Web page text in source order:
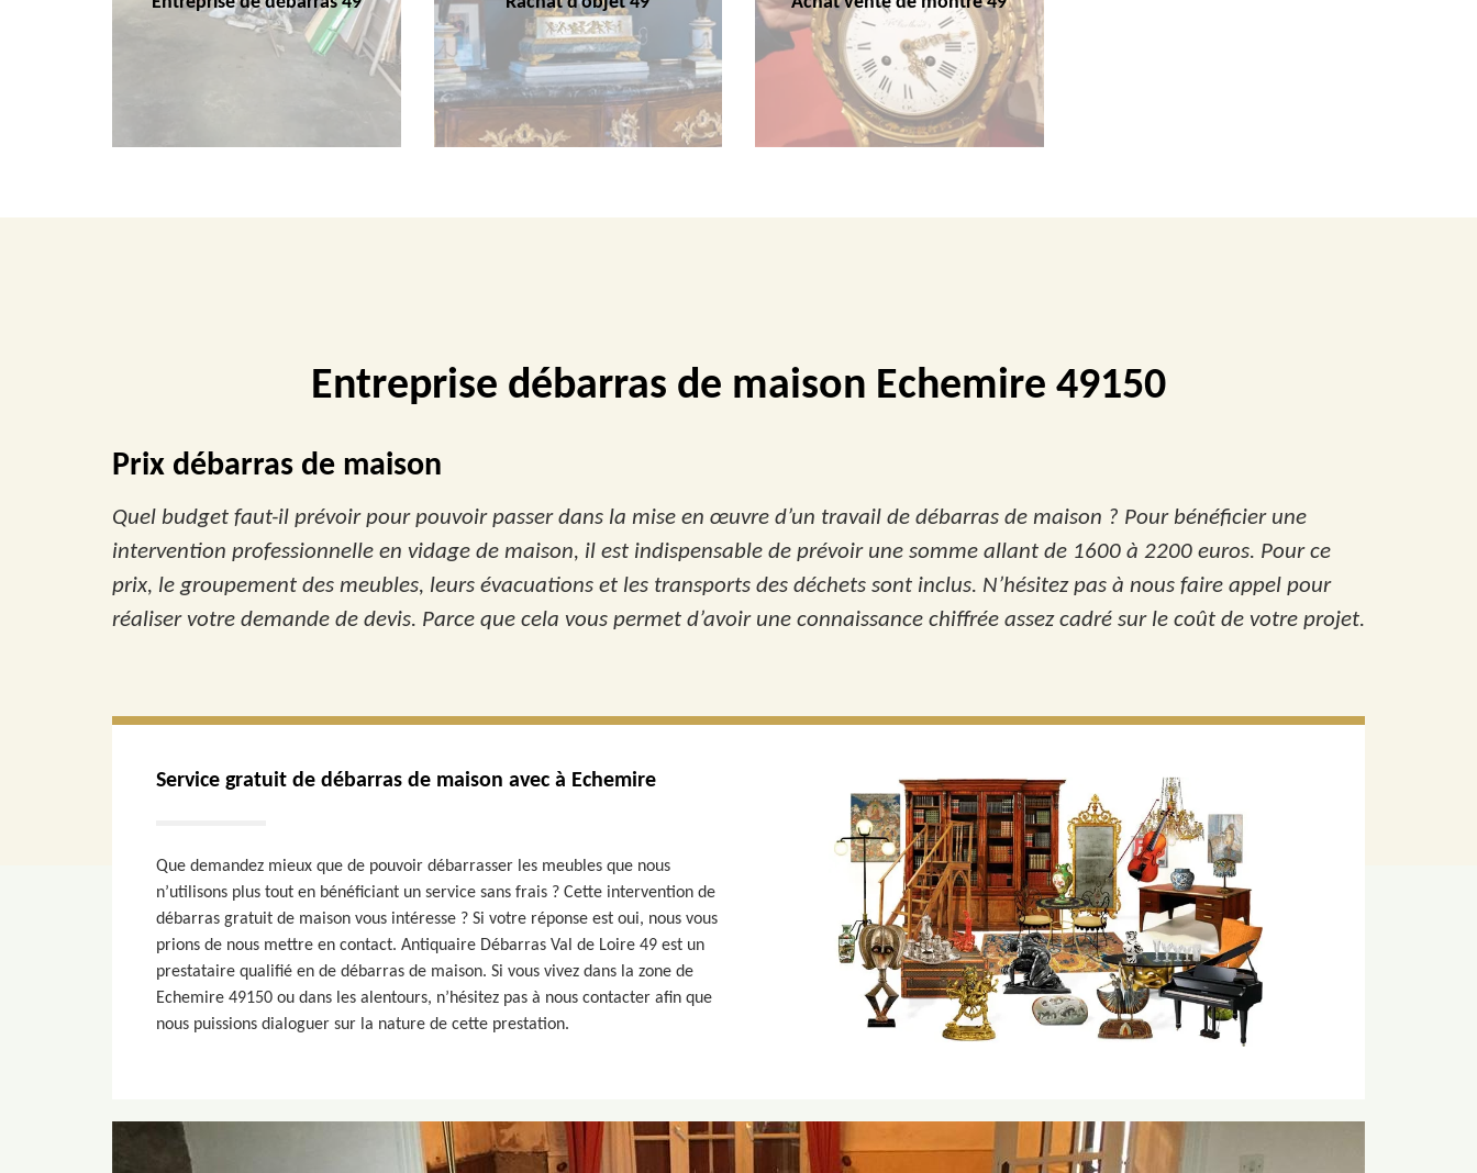
Entreprise débarras de maison Echemire 49150
Prix débarras de maison
Quel budget faut-il prévoir pour pouvoir passer dans la mise en œuvre d’un travail de débarras de maison ? Pour bénéficier une
intervention professionnelle en vidage de maison, il est indispensable de prévoir une somme allant de 1600 à 2200 euros. Pour ce
prix, le groupement des meubles, leurs évacuations et les transports des déchets sont inclus. N’hésitez pas à nous faire appel pour
réaliser votre demande de devis. Parce que cela vous permet d’avoir une connaissance chiffrée assez cadré sur le coût de votre projet.
Service gratuit de débarras de maison avec à Echemire
Que demandez mieux que de pouvoir débarrasser les meubles que nous
n’utilisons plus tout en bénéficiant un service sans frais ? Cette intervention de
débarras gratuit de maison vous intéresse ? Si votre réponse est oui, nous vous
prions de nous mettre en contact. Antiquaire Débarras Val de Loire 49 est un
prestataire qualifié en de débarras de maison. Si vous vivez dans la zone de
Echemire 49150 ou dans les alentours, n’hésitez pas à nous contacter afin que
nous puissions dialoguer sur la nature de cette prestation.